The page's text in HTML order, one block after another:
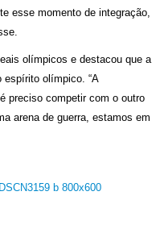
esse momento de integração,
olímpicos e destacou que a
espírito olímpico. “A
preciso competir com o outro
arena de guerra, estamos em